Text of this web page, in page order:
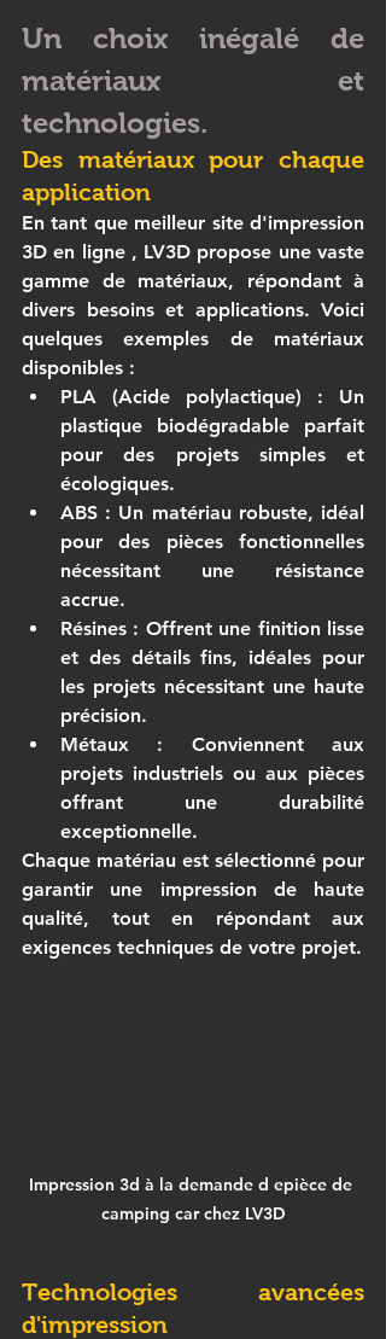
Un choix inégalé de
matériaux et
technologies.
Des matériaux pour chaque
application
En tant que meilleur site d'impression
3D en ligne , LV3D propose une vaste
gamme de matériaux, répondant à
divers besoins et applications. Voici
quelques exemples de matériaux
disponibles :
PLA (Acide polylactique) : Un
plastique biodégradable parfait
pour des projets simples et
écologiques.
ABS : Un matériau robuste, idéal
pour des pièces fonctionnelles
nécessitant une résistance
accrue.
Résines : Offrent une finition lisse
et des détails fins, idéales pour
les projets nécessitant une haute
précision.
Métaux : Conviennent aux
projets industriels ou aux pièces
offrant une durabilité
exceptionnelle.
Chaque matériau est sélectionné pour
garantir une impression de haute
qualité, tout en répondant aux
exigences techniques de votre projet.
Impression 3d à la demande d epièce de
camping car chez LV3D
Technologies avancées
d'impression